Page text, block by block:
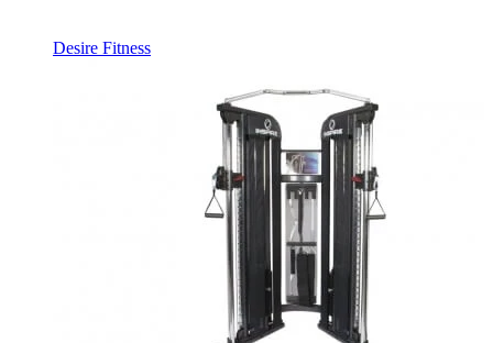
Desire Fitness